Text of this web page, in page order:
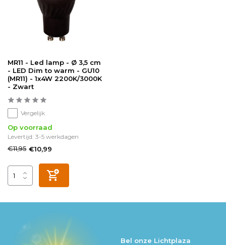
MR11 - Led lamp - Ø 3,5 cm
- LED Dim to warm - GU10
(MR11) - 1x4W 2200K/3000K
- Zwart
Vergelijk
Op voorraad
Levertijd: 3-5 werkdagen
€11,95 €10,99
Bel onze Lichtplaza